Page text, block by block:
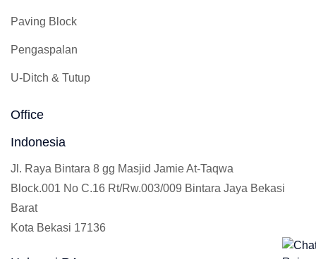
Paving Block
Pengaspalan
U-Ditch & Tutup
Office
Indonesia
Jl. Raya Bintara 8 gg Masjid Jamie At-Taqwa
Block.001 No C.16 Rt/Rw.003/009 Bintara Jaya Bekasi
Barat
Kota Bekasi 17136